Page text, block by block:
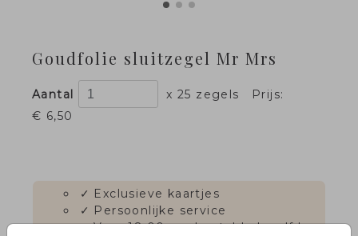
Goudfolie sluitzegel Mr Mrs
Aantal x 25 zegels
Prijs:
€ 6,50
✓ Exclusieve kaartjes
✓ Persoonlijke service
✓ Voor 18.00 uur besteld, dezelfde